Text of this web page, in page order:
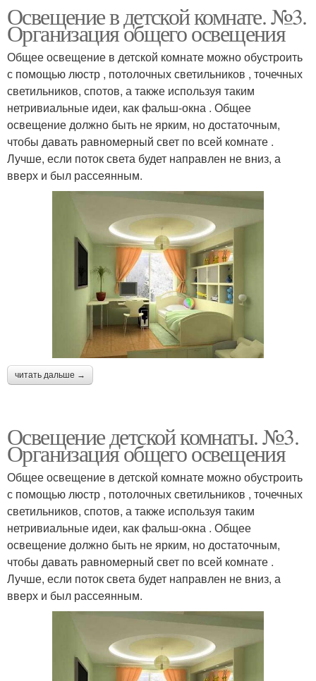
Освещение в детской комнате. №3.
Организация общего освещения
Общее освещение в детской комнате можно обустроить
с помощью люстр , потолочных светильников , точечных
светильников, спотов, а также используя таким
нетривиальные идеи, как фальш-окна . Общее
освещение должно быть не ярким, но достаточным,
чтобы давать равномерный свет по всей комнате .
Лучше, если поток света будет направлен не вниз, а
вверх и был рассеянным.
читать дальше →
Освещение детской комнаты. №3.
Организация общего освещения
Общее освещение в детской комнате можно обустроить
с помощью люстр , потолочных светильников , точечных
светильников, спотов, а также используя таким
нетривиальные идеи, как фальш-окна . Общее
освещение должно быть не ярким, но достаточным,
чтобы давать равномерный свет по всей комнате .
Лучше, если поток света будет направлен не вниз, а
вверх и был рассеянным.